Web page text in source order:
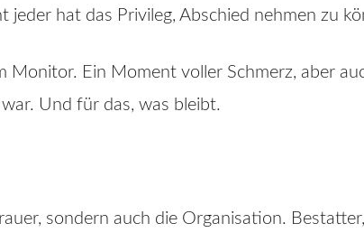
hat das Privileg, Abschied nehmen zu
Ein Moment voller Schmerz, aber
Und für das, was bleibt.
sondern auch die Organisation.